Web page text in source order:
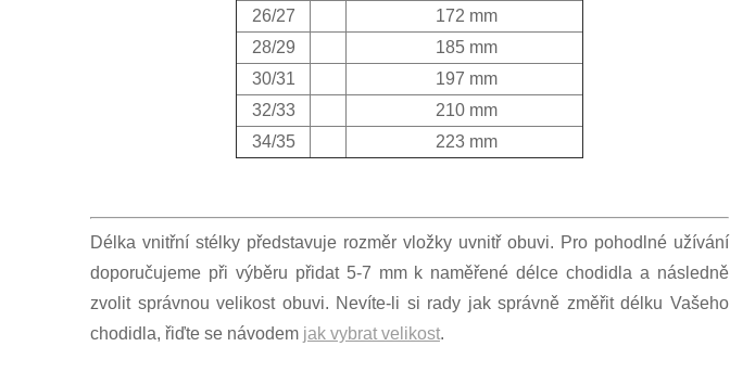
26/27
172 mm
28/29
185 mm
30/31
197 mm
32/33
210 mm
34/35
223 mm
Délka vnitřní stélky představuje rozměr vložky uvnitř obuvi. Pro pohodlné užívání
doporučujeme při výběru přidat 5-7 mm k naměřené délce chodidla a následně
zvolit správnou velikost obuvi. Nevíte-li si rady jak správně změřit délku Vašeho
chodidla, řiďte se návodem jak vybrat velikost.